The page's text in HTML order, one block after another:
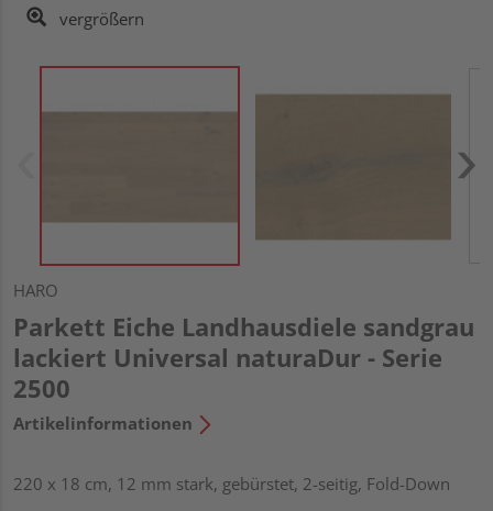
vergrößern
HARO
Parkett Eiche Landhausdiele sandgrau
lackiert Universal naturaDur - Serie
2500
Artikelinformationen
220 x 18 cm, 12 mm stark, gebürstet, 2-seitig, Fold-Down